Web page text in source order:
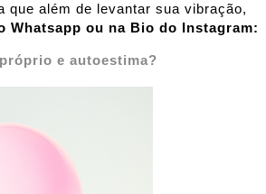
que além de levantar sua vibração,
Whatsapp ou na Bio do Instagram:
e autoestima?